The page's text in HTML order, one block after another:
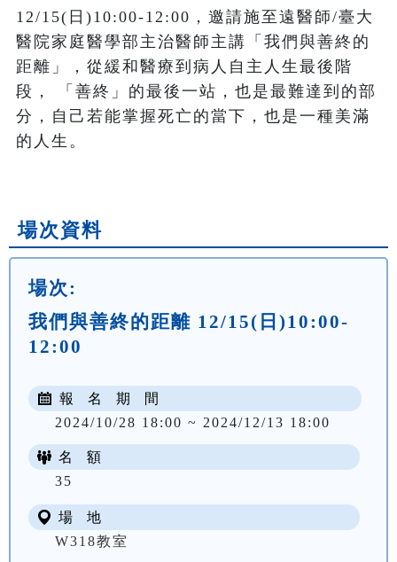
12/15(日)10:00-12:00，邀請施至遠醫師/臺大
醫院家庭醫學部主治醫師主講「我們與善終的
距離」，從緩和醫療到病人自主人生最後階
段， 「善終」的最後一站，也是最難達到的部
分，自己若能掌握死亡的當下，也是一種美滿
的人生。
場次資料
場次:
我們與善終的距離 12/15(日)10:00-
12:00
報 名 期 間
2024/10/28 18:00 ~ 2024/12/13 18:00
名 額
35
場 地
W318教室